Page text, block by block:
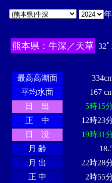
年
熊本県：牛深／天草 32
最高高潮面
平均水面
167
日 出
5時15
正 中
12時23
日 没
19時31
月 齢
月 出
22時28
正 中
2時55